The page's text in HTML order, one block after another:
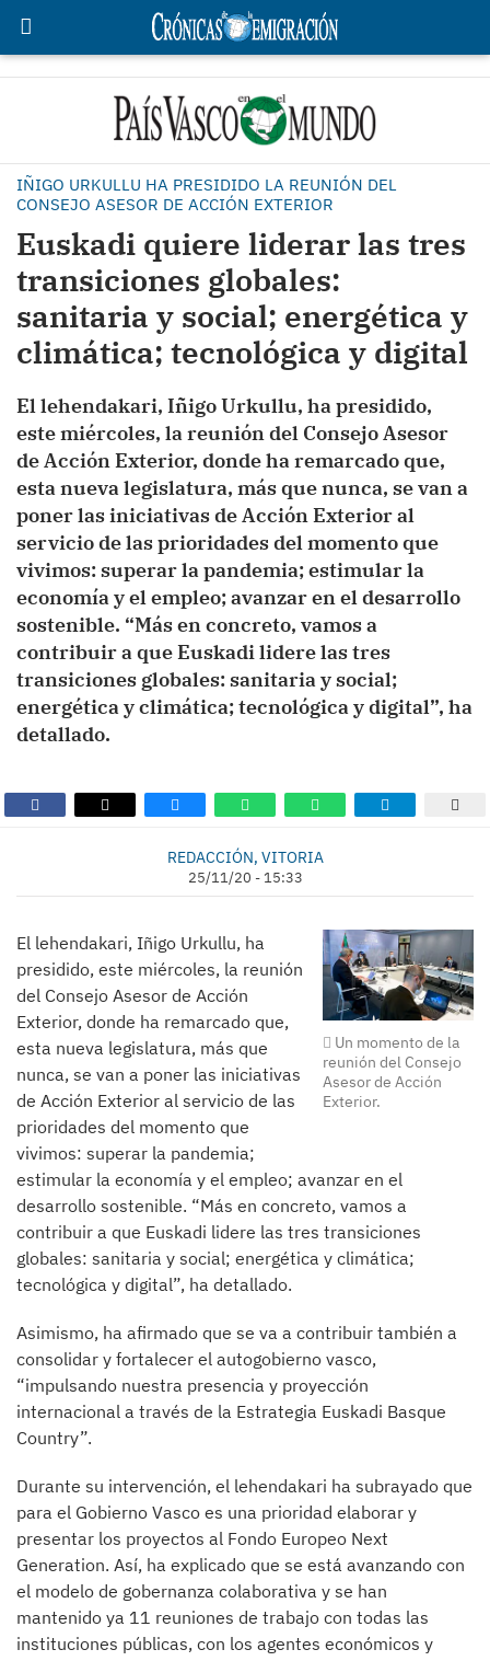
IÑIGO URKULLU HA PRESIDIDO LA REUNIÓN DEL
CONSEJO ASESOR DE ACCIÓN EXTERIOR
Euskadi quiere liderar las tres
transiciones globales:
sanitaria y social; energética y
climática; tecnológica y digital
El lehendakari, Iñigo Urkullu, ha presidido,
este miércoles, la reunión del Consejo Asesor
de Acción Exterior, donde ha remarcado que,
esta nueva legislatura, más que nunca, se van a
poner las iniciativas de Acción Exterior al
servicio de las prioridades del momento que
vivimos: superar la pandemia; estimular la
economía y el empleo; avanzar en el desarrollo
sostenible. “Más en concreto, vamos a
contribuir a que Euskadi lidere las tres
transiciones globales: sanitaria y social;
energética y climática; tecnológica y digital”, ha
detallado.
REDACCIÓN, VITORIA
25/11/20 - 15:33
Un momento de la
reunión del Consejo
Asesor de Acción
Exterior.
El lehendakari, Iñigo Urkullu, ha
presidido, este miércoles, la reunión
del Consejo Asesor de Acción
Exterior, donde ha remarcado que,
esta nueva legislatura, más que
nunca, se van a poner las iniciativas
de Acción Exterior al servicio de las
prioridades del momento que
vivimos: superar la pandemia;
estimular la economía y el empleo; avanzar en el
desarrollo sostenible. “Más en concreto, vamos a
contribuir a que Euskadi lidere las tres transiciones
globales: sanitaria y social; energética y climática;
tecnológica y digital”, ha detallado.
Asimismo, ha afirmado que se va a contribuir también a
consolidar y fortalecer el autogobierno vasco,
“impulsando nuestra presencia y proyección
internacional a través de la Estrategia Euskadi Basque
Country”.
Durante su intervención, el lehendakari ha subrayado que
para el Gobierno Vasco es una prioridad elaborar y
presentar los proyectos al Fondo Europeo Next
Generation. Así, ha explicado que se está avanzando con
el modelo de gobernanza colaborativa y se han
mantenido ya 11 reuniones de trabajo con todas las
instituciones públicas, con los agentes económicos y